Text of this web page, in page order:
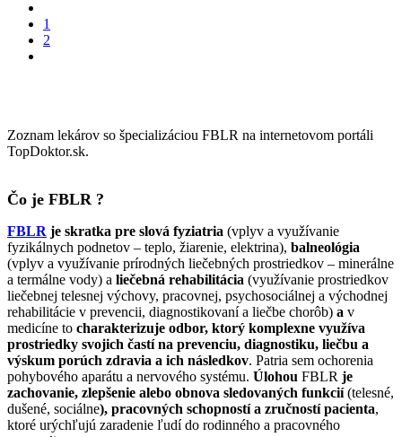
1
2
Zoznam lekárov so špecializáciou FBLR na internetovom portáli
TopDoktor.sk.
Čo je FBLR ?
FBLR je skratka pre slová fyziatria (vplyv a využívanie
fyzikálnych podnetov – teplo, žiarenie, elektrina), balneológia
(vplyv a využívanie prírodných liečebných prostriedkov – minerálne
a termálne vody) a liečebná rehabilitácia (využívanie prostriedkov
liečebnej telesnej výchovy, pracovnej, psychosociálnej a východnej
rehabilitácie v prevencii, diagnostikovaní a liečbe chorôb) a v
medicíne to charakterizuje odbor, ktorý komplexne využíva
prostriedky svojich častí na prevenciu, diagnostiku, liečbu a
výskum porúch zdravia a ich následkov. Patria sem ochorenia
pohybového aparátu a nervového systému. Úlohou FBLR je
zachovanie, zlepšenie alebo obnova sledovaných funkcií(telesné,
dušené, sociálne), pracovných schopností a zručností pacienta,
ktoré urýchľujú zaradenie ľudí do rodinného a pracovného